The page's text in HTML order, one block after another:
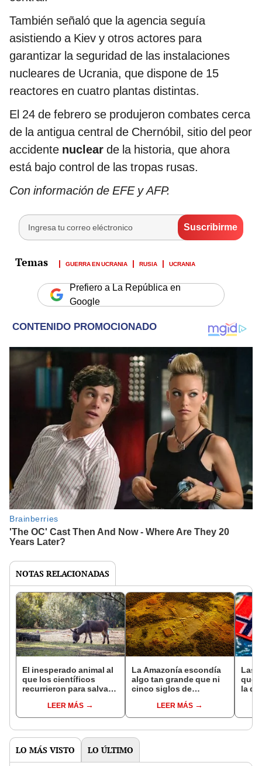
También señaló que la agencia seguía
asistiendo a Kiev y otros actores para
garantizar la seguridad de las instalaciones
nucleares de Ucrania, que dispone de 15
reactores en cuatro plantas distintas.
El 24 de febrero se produjeron combates cerca
de la antigua central de Chernóbil, sitio del peor
accidente nuclear de la historia, que ahora
está bajo control de las tropas rusas.
Con información de EFE y AFP.
GUERRA EN UCRANIA RUSIA UCRANIA
Prefiero a La República en
Google
NOTAS RELACIONADAS
El inesperado animal al
que los científicos
recurrieron para salvar
reintroducción de un
asno salvaje está
en un paisaje con más
vida
LEER MÁS
La Amazonía escondía
algo tan grande que ni
cinco siglos de
encontrarlo: el hallazgo
podría cambiar todo lo
pasado
LEER MÁS
Las
que
la de
LO MÁS VISTO LO ÚLTIMO